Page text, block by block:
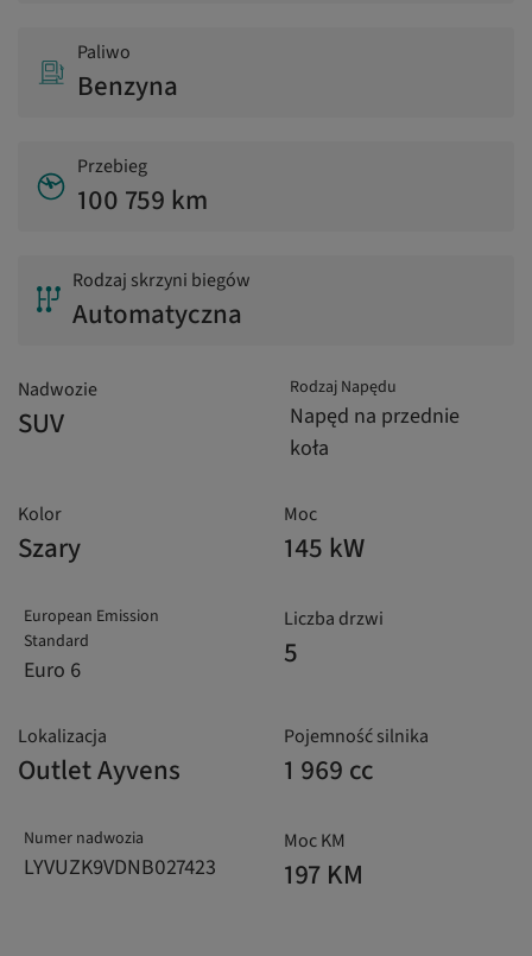
Paliwo
Benzyna
Przebieg
100 759 km
Rodzaj skrzyni biegów
Automatyczna
Nadwozie
SUV
Rodzaj Napędu
Napęd na przednie
koła
Kolor
Szary
Moc
145 kW
European Emission
Standard
Euro 6
Liczba drzwi
5
Lokalizacja
Outlet Ayvens
Pojemność silnika
1 969 cc
Numer nadwozia
LYVUZK9VDNB027423
Moc KM
197 KM